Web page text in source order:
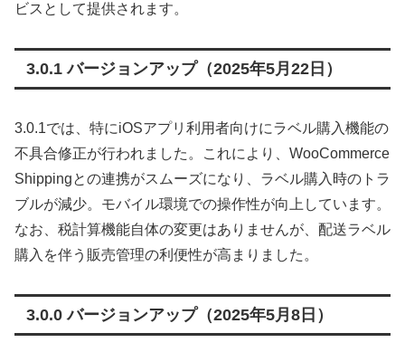
ビスとして提供されます。
3.0.1 バージョンアップ（2025年5月22日）
3.0.1では、特にiOSアプリ利用者向けにラベル購入機能の
不具合修正が行われました。これにより、WooCommerce
Shippingとの連携がスムーズになり、ラベル購入時のトラ
ブルが減少。モバイル環境での操作性が向上しています。
なお、税計算機能自体の変更はありませんが、配送ラベル
購入を伴う販売管理の利便性が高まりました。
3.0.0 バージョンアップ（2025年5月8日）